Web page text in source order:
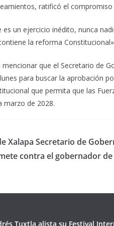
ratificó el
es un ejercicio inédito, nunca
la reforma
mencionar que el Secretario de
para buscar la aprobación
que permita que las
marzo de 2028.
Xalapa Secretario de
contra el gobernador
Tuxtla alista su Festival